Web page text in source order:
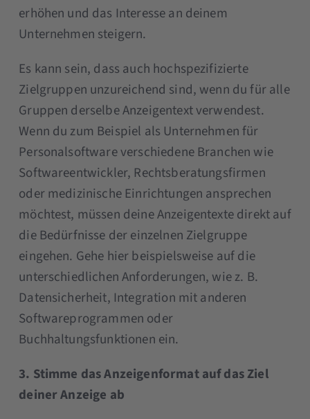
erhöhen und das Interesse an deinem
Unternehmen steigern.
Es kann sein, dass auch hochspezifizierte
Zielgruppen unzureichend sind, wenn du für alle
Gruppen derselbe Anzeigentext verwendest.
Wenn du zum Beispiel als Unternehmen für
Personalsoftware verschiedene Branchen wie
Softwareentwickler, Rechtsberatungsfirmen
oder medizinische Einrichtungen ansprechen
möchtest, müssen deine Anzeigentexte direkt auf
die Bedürfnisse der einzelnen Zielgruppe
eingehen. Gehe hier beispielsweise auf die
unterschiedlichen Anforderungen, wie z. B.
Datensicherheit, Integration mit anderen
Softwareprogrammen oder
Buchhaltungsfunktionen ein.
3. Stimme das Anzeigenformat auf das Ziel
deiner Anzeige ab